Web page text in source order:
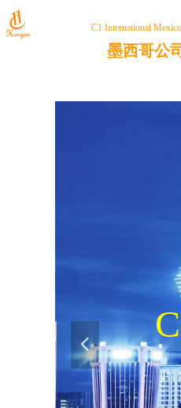
C1 International
墨西哥公司
넳